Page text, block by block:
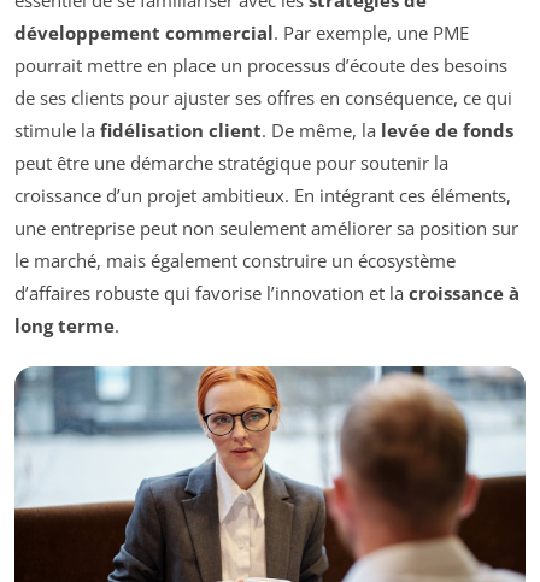
développement commercial. Par exemple, une PME
pourrait mettre en place un processus d’écoute des besoins
de ses clients pour ajuster ses offres en conséquence, ce qui
stimule la fidélisation client. De même, la levée de fonds
peut être une démarche stratégique pour soutenir la
croissance d’un projet ambitieux. En intégrant ces éléments,
une entreprise peut non seulement améliorer sa position sur
le marché, mais également construire un écosystème
d’affaires robuste qui favorise l’innovation et la croissance à
long terme.